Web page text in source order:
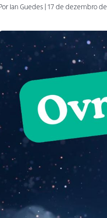
IanGuedes 17 de dezembro